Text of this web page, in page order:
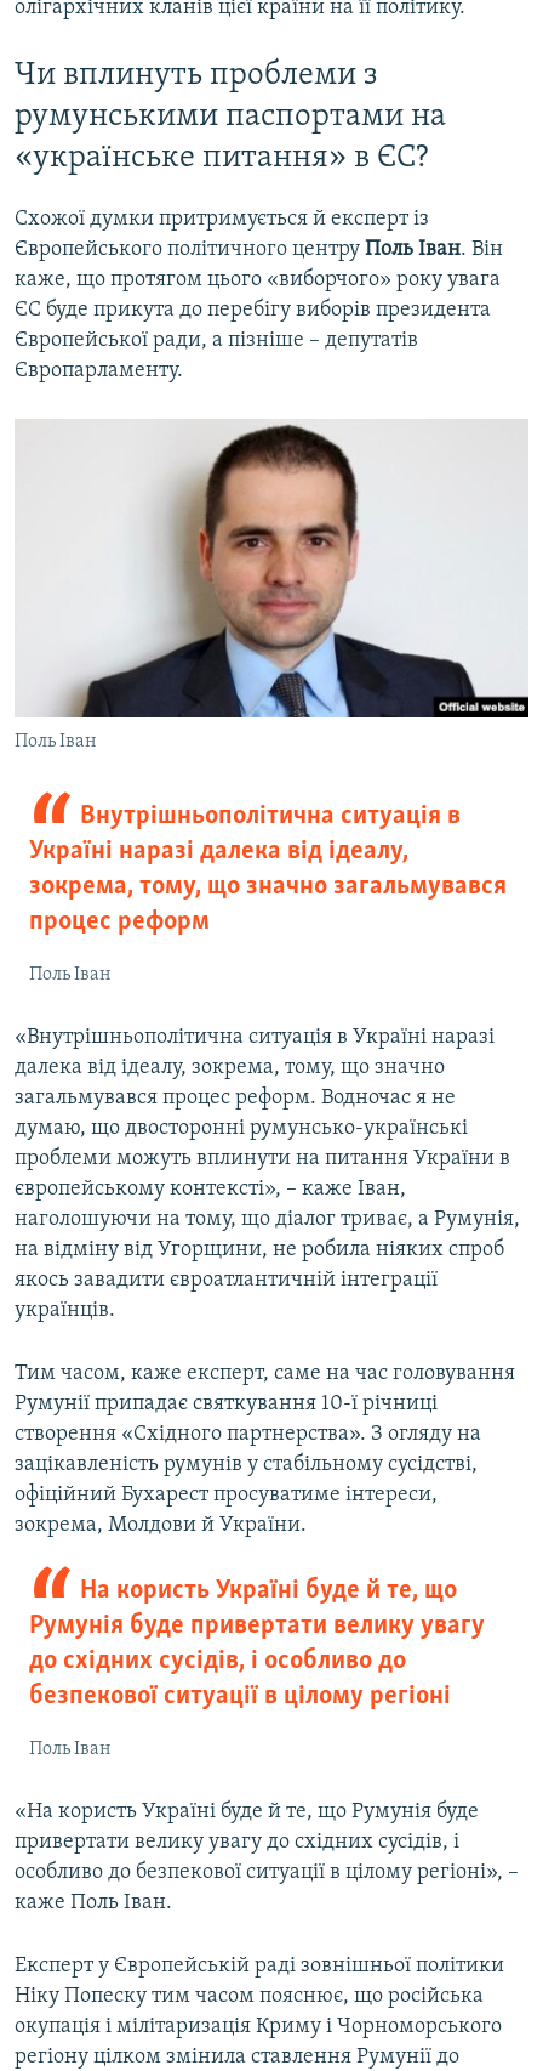
олігархічних кланів цієї країни на її політику.
Чи вплинуть проблеми з
румунськими паспортами на
«українське питання» в ЄС?
Схожої думки притримується й експерт із
Європейського політичного центру Поль Іван. Він
каже, що протягом цього «виборчого» року увага
ЄС буде прикута до перебігу виборів президента
Європейської ради, а пізніше – депутатів
Європарламенту.
Поль Іван
Внутрішньополітична ситуація в
Україні наразі далека від ідеалу,
зокрема, тому, що значно загальмувався
процес реформ
Поль Іван
«Внутрішньополітична ситуація в Україні наразі
далека від ідеалу, зокрема, тому, що значно
загальмувався процес реформ. Водночас я не
думаю, що двосторонні румунсько-українські
проблеми можуть вплинути на питання України в
європейському контексті», – каже Іван,
наголошуючи на тому, що діалог триває, а Румунія,
на відміну від Угорщини, не робила ніяких спроб
якось завадити євроатлантичній інтеграції
українців.
Тим часом, каже експерт, саме на час головування
Румунії припадає святкування 10-ї річниці
створення «Східного партнерства». З огляду на
зацікавленість румунів у стабільному сусідстві,
офіційний Бухарест просуватиме інтереси,
зокрема, Молдови й України.
На користь Україні буде й те, що
Румунія буде привертати велику увагу
до східних сусідів, і особливо до
безпекової ситуації в цілому регіоні
Поль Іван
«На користь Україні буде й те, що Румунія буде
привертати велику увагу до східних сусідів, і
особливо до безпекової ситуації в цілому регіоні», –
каже Поль Іван.
Експерт у Європейській раді зовнішньої політики
Ніку Попеску тим часом пояснює, що російська
окупація і мілітаризація Криму і Чорноморського
регіону цілком змінила ставлення Румунії до